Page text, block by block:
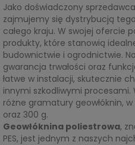
Jako doświadczony
zajmujemy się dystrybucją
całego kraju. W swojej ofercie
produkty, które stanowią
budownictwie i ogrodnictwie.
gwarancja trwałości oraz
łatwe w instalacji, skutecznie
innymi szkodliwymi procesami.
różne gramatury geowłóknin,
oraz 300 g.
Geowłóknina poliestrowa,
PES, jest jednym z naszych